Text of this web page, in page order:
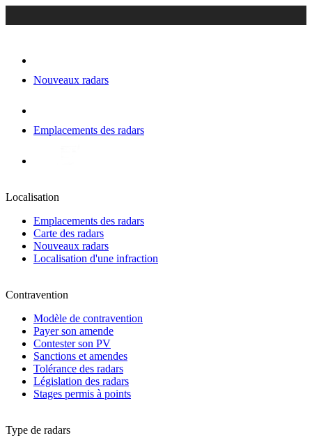
Nouveaux radars
Emplacements des radars
Localisation
Emplacements des radars
Carte des radars
Nouveaux radars
Localisation d'une infraction
Contravention
Modèle de contravention
Payer son amende
Contester son PV
Sanctions et amendes
Tolérance des radars
Législation des radars
Stages permis à points
Type de radars